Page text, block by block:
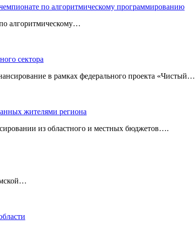
по алгоритмическому программированию
алгоритмическому…
сектора
в рамках федерального проекта «Чистый…
жителями региона
из областного и местных бюджетов….